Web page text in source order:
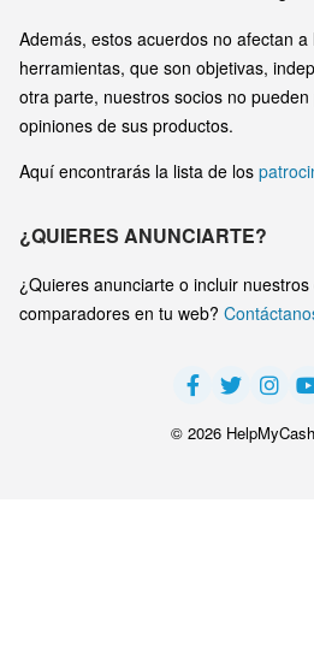
Además, estos acuerdos no afectan
herramientas, que son objetivas,
otra parte, nuestros socios no
opiniones de sus productos.
Aquí encontrarás la lista de los
¿QUIERES ANUNCIARTE?
¿Quieres anunciarte o incluir
comparadores en tu web?
© 2026